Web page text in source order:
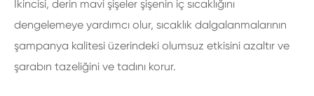
İkincisi, derin mavi şişeler şişenin iç sıcaklığını
dengelemeye yardımcı olur, sıcaklık dalgalanmalarının
şampanya kalitesi üzerindeki olumsuz etkisini azaltır ve
şarabın tazeliğini ve tadını korur.